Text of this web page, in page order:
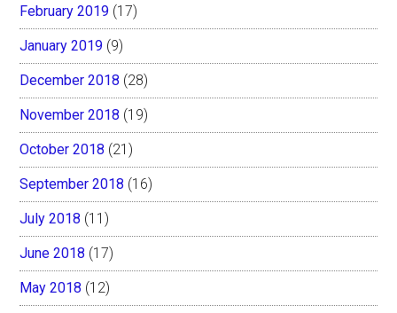
February 2019 (17)
January 2019 (9)
December 2018 (28)
November 2018 (19)
October 2018 (21)
September 2018 (16)
July 2018 (11)
June 2018 (17)
May 2018 (12)